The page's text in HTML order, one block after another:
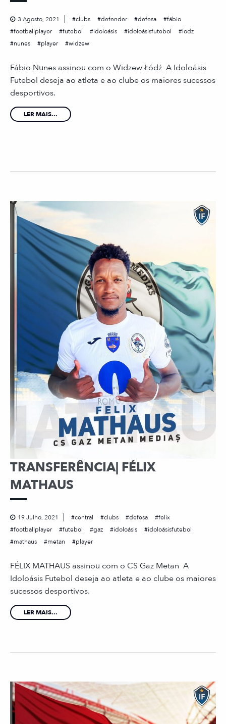
3 Agosto, 2021 clubs defender defesa
fábio
footballplayer
futebol idoloásis idoloásisfutebol
lodz
nunes
player widzew
Fábio Nunes assinou com o Widzew Łódź A Idoloásis
Futebol deseja ao atleta e ao clube os maiores sucessos
desportivos.
LER MAIS...
TRANSFERÊNCIA| FÉLIX
MATHAUS
19 Julho, 2021 central clubs defesa
felix
footballplayer
futebol gaz idoloásis
idoloásisfutebol
mathaus
metan player
FÉLIX MATHAUS assinou com o CS Gaz Metan A
Idoloásis Futebol deseja ao atleta e ao clube os maiores
sucessos desportivos.
LER MAIS...